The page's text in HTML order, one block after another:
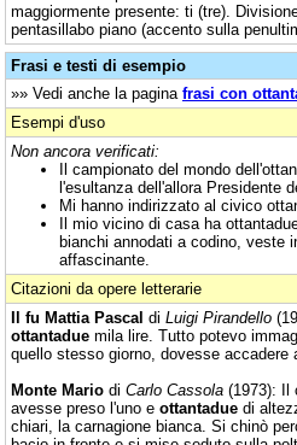
maggiormente presente: ti (tre).
pentasillabo piano (accento sulla
Frasi e testi di esempio
»» Vedi anche la pagina frasi con
Esempi d'uso
Non ancora verificati:
Il campionato del mondo
l'esultanza dell'allora Presidente
Mi hanno indirizzato al civico
Il mio vicino di casa ha
bianchi annodati a codino, veste
affascinante.
Citazioni da opere letterarie
Il fu Mattia Pascal di Luigi Pirandello
ottantadue mila lire. Tutto potevo
quello stesso giorno, dovesse accadere
Monte Mario di Carlo Cassola (1973): Il
avesse preso l'uno e ottantadue di
chiari, la carnagione bianca. Si chinò